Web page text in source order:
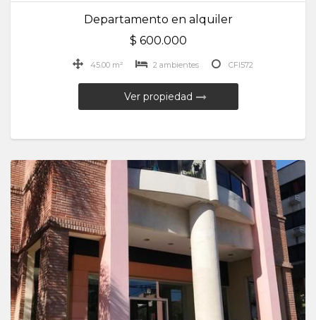
Departamento en alquiler
$ 600.000
45.00 m² 2 ambientes CFI572
Ver propiedad